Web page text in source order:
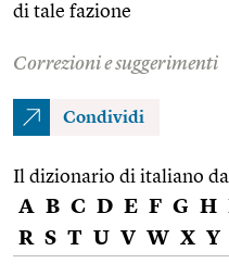
di tale fazione
Correzioni e suggerimenti
Condividi
Il dizionario di italiano
A B C D E F G H
R S T U V W X Y